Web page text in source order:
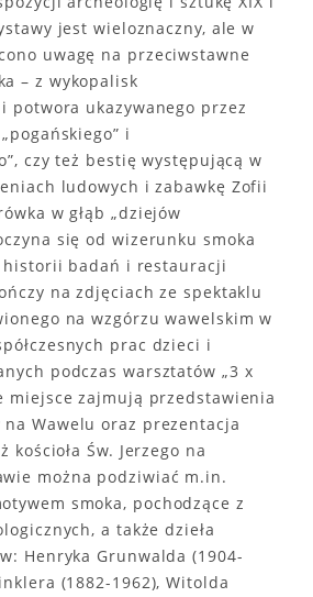
jest wieloznaczny, ale w
uwagę na przeciwstawne
– z wykopalisk
potwora ukazywanego przez
i
czy też bestię występującą w
ludowych i zabawkę Zofii
w głąb „dziejów
się od wizerunku smoka
historii badań i restauracji
na zdjęciach ze spektaklu
na wzgórzu wawelskim w
prac dzieci i
podczas warsztatów „3 x
miejsce zajmują przedstawienia
Wawelu oraz prezentacja
Św. Jerzego na
można podziwiać m.in.
smoka, pochodzące z
a także dzieła
Henryka Grunwalda (1904-
(1882-1962), Witolda